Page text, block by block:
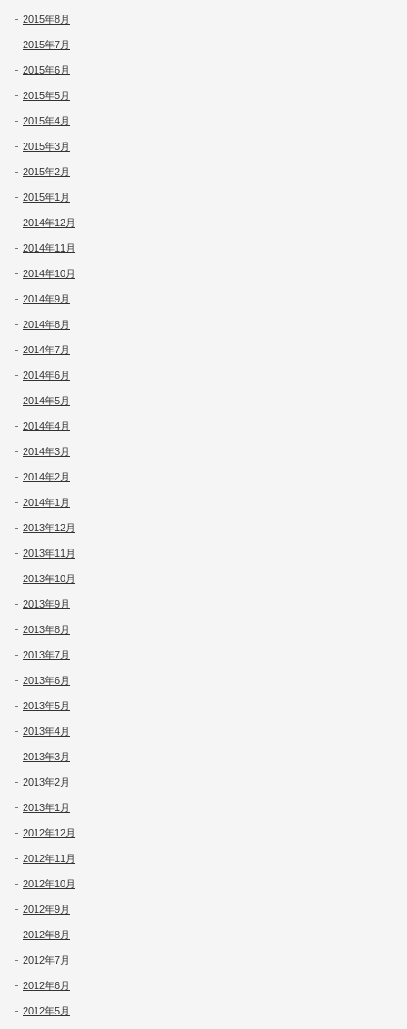
2015年8月
2015年7月
2015年6月
2015年5月
2015年4月
2015年3月
2015年2月
2015年1月
2014年12月
2014年11月
2014年10月
2014年9月
2014年8月
2014年7月
2014年6月
2014年5月
2014年4月
2014年3月
2014年2月
2014年1月
2013年12月
2013年11月
2013年10月
2013年9月
2013年8月
2013年7月
2013年6月
2013年5月
2013年4月
2013年3月
2013年2月
2013年1月
2012年12月
2012年11月
2012年10月
2012年9月
2012年8月
2012年7月
2012年6月
2012年5月